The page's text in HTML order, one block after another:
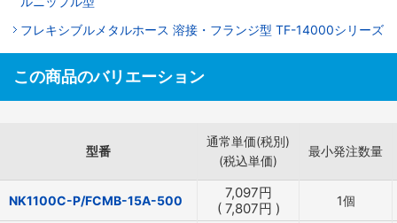
フレキシブルメタルホース 溶接・フランジ型 TF-14000シリーズ
この商品のバリエーション
型番
通常単価(税別)
(税込単価)
最小発注数量
NK1100C-P/FCMB-15A-500 7,097円
( 7,807円 ) 1個